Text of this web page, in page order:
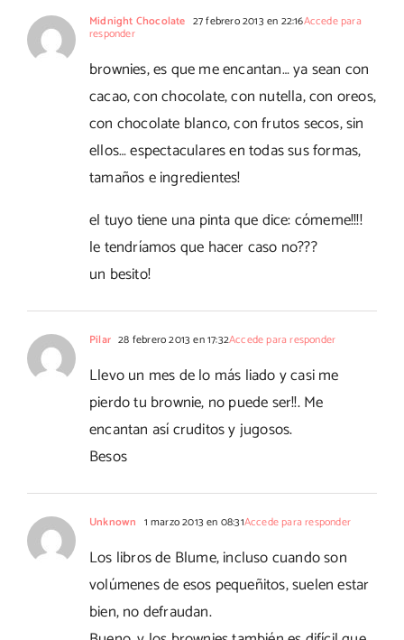
Midnight Chocolate 27 febrero 2013 en 22:16Accede para
responder
brownies, es que me encantan… ya sean con
cacao, con chocolate, con nutella, con oreos,
con chocolate blanco, con frutos secos, sin
ellos… espectaculares en todas sus formas,
tamaños e ingredientes!
el tuyo tiene una pinta que dice: cómeme!!!!
le tendríamos que hacer caso no???
un besito!
Pilar 28 febrero 2013 en 17:32Accede para responder
Llevo un mes de lo más liado y casi me
pierdo tu brownie, no puede ser!!. Me
encantan así cruditos y jugosos.
Besos
Unknown 1 marzo 2013 en 08:31Accede para responder
Los libros de Blume, incluso cuando son
volúmenes de esos pequeñitos, suelen estar
bien, no defraudan.